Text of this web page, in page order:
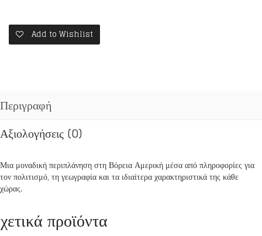
ποσότητα
Add to Wishlist
Περιγραφή
Αξιολογήσεις (0)
Μια μοναδική περιπλάνηση στη Βόρεια Αμερική μέσα από πληροφορίες για
τον πολιτισμό, τη γεωγραφία και τα ιδιαίτερα χαρακτηριστικά της κάθε
χώρας.
προϊόντα